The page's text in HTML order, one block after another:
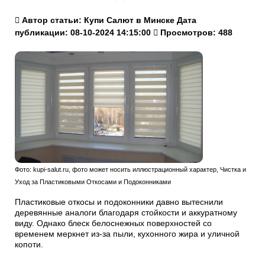
Автор статьи: Купи Салют в Минске Дата
публикации: 08-10-2024 14:15:00
Просмотров: 488
Фото: kupi-salut.ru, фото может носить иллюстрационный характер, Чистка и
Уход за Пластиковыми Откосами и Подоконниками
Пластиковые откосы и подоконники давно вытеснили
деревянные аналоги благодаря стойкости и аккуратному
виду. Однако блеск белоснежных поверхностей со
временем меркнет из-за пыли, кухонного жира и уличной
копоти.